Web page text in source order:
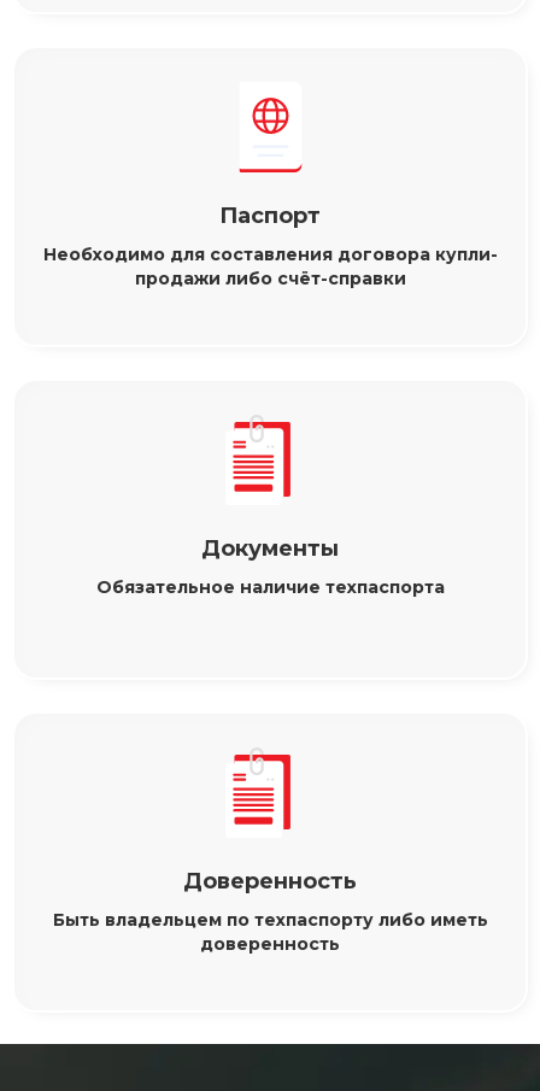
Паспорт
Необходимо для составления договора купли-
продажи либо счёт-справки
Документы
Обязательное наличие техпаспорта
Доверенность
Быть владельцем по техпаспорту либо иметь
доверенность